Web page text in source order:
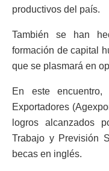
productivos del país.
También se han
formación de capital
que se plasmará en
En este encuentro,
Exportadores
logros alcanzados
Trabajo y Previsión
becas en inglés.